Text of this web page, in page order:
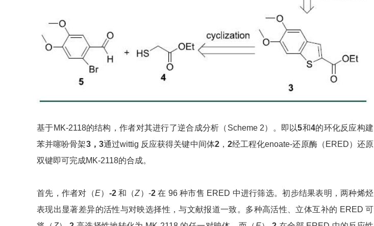
基于MK-2118的结构，作者对其进行了逆合成分析（Scheme 2）。即以5和4的环化反应构建
苯并噻吩骨架3，3通过wittig 反应获得关键中间体2， 2经工程化enoate-还原酶（ERED）还原
双键即可完成MK-2118的合成。
首先，作者对（E） -2和（Z）-2 在 96 种市售 ERED 中进行筛选。初步结果表明，两种烯烃
表现出显著差异的活性与对映选择性，与文献报道一致。多种高活性、立体互补的 ERED 可